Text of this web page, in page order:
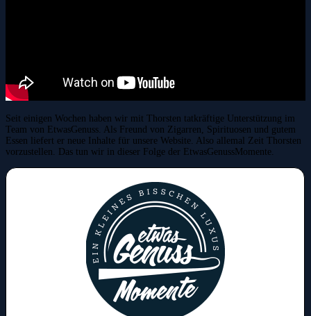
Seit einigen Wochen haben wir mit Thorsten tatkräftige Unterstützung im
Team von EtwasGenuss. Als Freund von Zigarren, Spirituosen und gutem
Essen liefert er neue Inhalte für unsere Website. Also allemal Zeit Thorsten
vorzustellen. Das tun wir in dieser Folge der EtwasGenussMomente.